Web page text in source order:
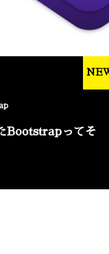
Bootstrapってそ